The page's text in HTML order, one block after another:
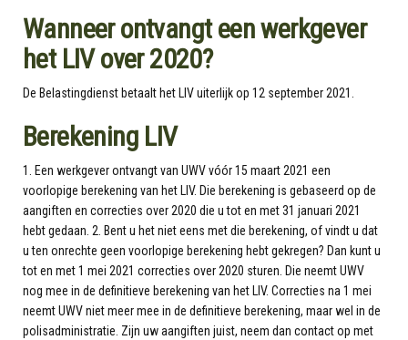
Wanneer ontvangt een werkgever
het LIV over 2020?
De Belastingdienst betaalt het LIV uiterlijk op 12 september 2021.
Berekening LIV
1. Een werkgever ontvangt van UWV vóór 15 maart 2021 een
voorlopige berekening van het LIV. Die berekening is gebaseerd op de
aangiften en correcties over 2020 die u tot en met 31 januari 2021
hebt gedaan. 2. Bent u het niet eens met die berekening, of vindt u dat
u ten onrechte geen voorlopige berekening hebt gekregen? Dan kunt u
tot en met 1 mei 2021 correcties over 2020 sturen. Die neemt UWV
nog mee in de definitieve berekening van het LIV. Correcties na 1 mei
neemt UWV niet meer mee in de definitieve berekening, maar wel in de
polisadministratie. Zijn uw aangiften juist, neem dan contact op met